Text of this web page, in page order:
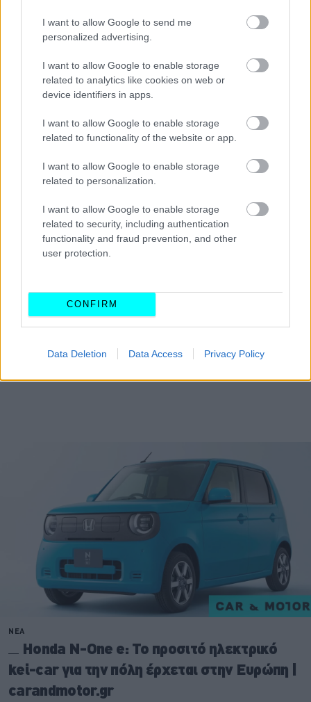
I want to allow Google to send me
personalized advertising.
I want to allow Google to enable storage
related to analytics like cookies on web or
device identifiers in apps.
I want to allow Google to enable storage
related to functionality of the website or app.
I want to allow Google to enable storage
related to personalization.
I want to allow Google to enable storage
related to security, including authentication
functionality and fraud prevention, and other
user protection.
CONFIRM
Data Deletion Data Access Privacy Policy
Διαβάστε επίσης